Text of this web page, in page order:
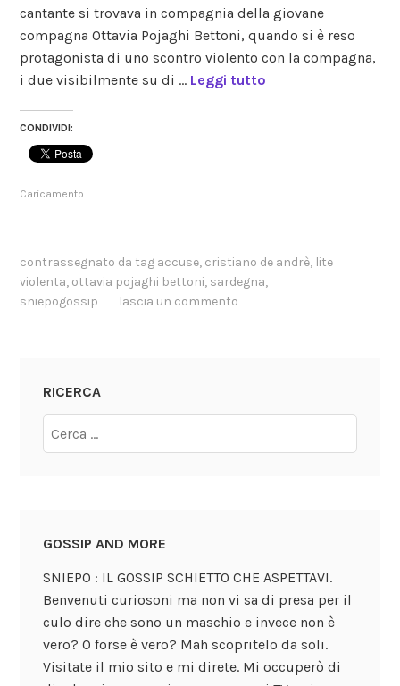
cantante si trovava in compagnia della giovane
compagna Ottavia Pojaghi Bettoni, quando si è reso
protagonista di uno scontro violento con la compagna,
i due visibilmente su di … Leggi tutto
CONDIVIDI:
Caricamento...
contrassegnato da tag accuse, cristiano de andrè, lite
violenta, ottavia pojaghi bettoni, sardegna,
sniepogossip
lascia un commento
RICERCA
GOSSIP AND MORE
SNIEPO : IL GOSSIP SCHIETTO CHE ASPETTAVI.
Benvenuti curiosoni ma non vi sa di presa per il
culo dire che sono un maschio e invece non è
vero? O forse è vero? Mah scopritelo da soli.
Visitate il mio sito e mi direte. Mi occuperò di